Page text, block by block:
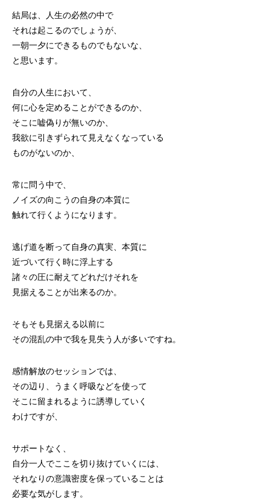
結局は、人生の必然の中で
それは起こるのでしょうが、
一朝一夕にできるものでもないな、
と思います。
自分の人生において、
何に心を定めることができるのか、
そこに嘘偽りが無いのか、
我欲に引きずられて見えなくなっている
ものがないのか、
常に問う中で、
ノイズの向こうの自身の本質に
触れて行くようになります。
逃げ道を断って自身の真実、本質に
近づいて行く時に浮上する
諸々の圧に耐えてどれだけそれを
見据えることが出来るのか。
そもそも見据える以前に
その混乱の中で我を見失う人が多いですね。
感情解放のセッションでは、
その辺り、うまく呼吸などを使って
そこに留まれるように誘導していく
わけですが、
サポートなく、
自分一人でここを切り抜けていくには、
それなりの意識密度を保っていることは
必要な気がします。